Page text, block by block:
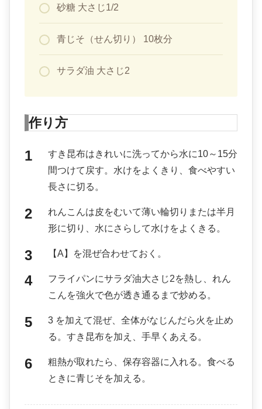
砂糖 大さじ1/2
青じそ（せん切り） 10枚分
サラダ油 大さじ2
作り方
すき昆布はきれいに洗ってから水に10～15分
間つけて戻す。水けをよくきり、食べやすい
長さに切る。
れんこんは皮をむいて薄い輪切りまたは半月
形に切り、水にさらして水けをよくきる。
【A】を混ぜ合わせておく。
フライパンにサラダ油大さじ2を熱し、れん
こんを強火で色が透き通るまで炒める。
3 を加えて混ぜ、全体がなじんだら火を止め
る。すき昆布を加え、手早くあえる。
粗熱が取れたら、保存容器に入れる。食べる
ときに青じそを加える。